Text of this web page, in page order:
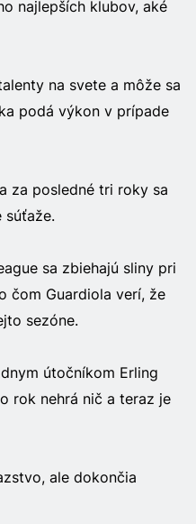
najlepších klubov, aké
na svete a môže sa
podá výkon v prípade
za posledné tri roky sa
súťaže.
sa zbiehajú sliny pri
čom Guardiola verí, že
sezóne.
útočníkom Erling
rok nehrá nič a teraz je
ale dokončia